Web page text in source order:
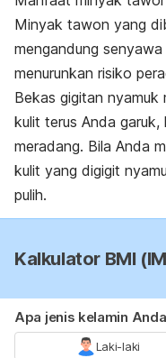
Minyak tawon yang
mengandung
menurunkan risiko
Bekas gigitan nyamuk
kulit terus Anda
meradang. Bila Anda
kulit yang digigit
pulih.
Kalkulator BMI
Apa jenis kelamin
Laki-laki